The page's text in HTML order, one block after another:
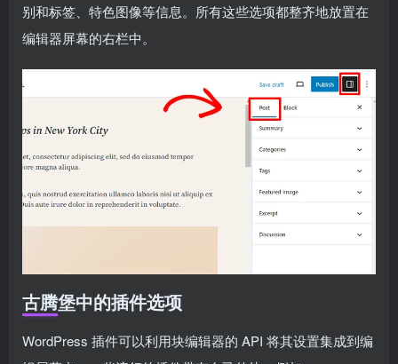
别和标签、特色图像等信息。所有这些选项都整齐地放置在
编辑器屏幕的右栏中。
古腾堡中的插件选项
WordPress 插件可以利用块编辑器的 API 将其设置集成到编